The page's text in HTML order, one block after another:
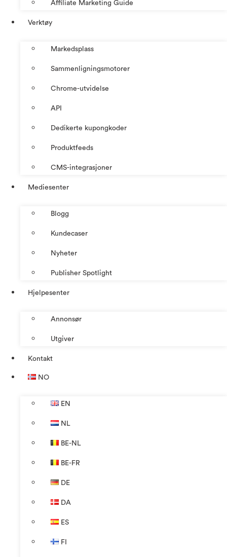
Affiliate Marketing Guide
Verktøy
Markedsplass
Sammenligningsmotorer
Chrome-utvidelse
API
Dedikerte kupongkoder
Produktfeeds
CMS-integrasjoner
Mediesenter
Blogg
Kundecaser
Nyheter
Publisher Spotlight
Hjelpesenter
Annonsør
Utgiver
Kontakt
NO
EN
NL
BE-NL
BE-FR
DE
DA
ES
FI